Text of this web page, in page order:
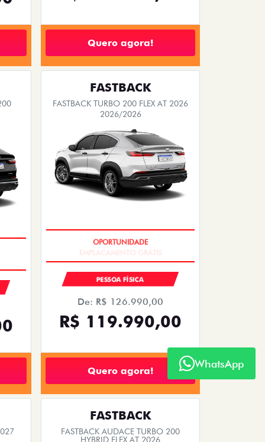
PESSOA FÍSICA
De: R$ 126.990,00
R$ 119.990,00
Quero agora!
FASTBACK
FASTBACK TURBO 200 FLEX AT 2026
PESSOA FÍSICA
De: R$ 126.990,00
R$ 119.990,00
WhatsApp